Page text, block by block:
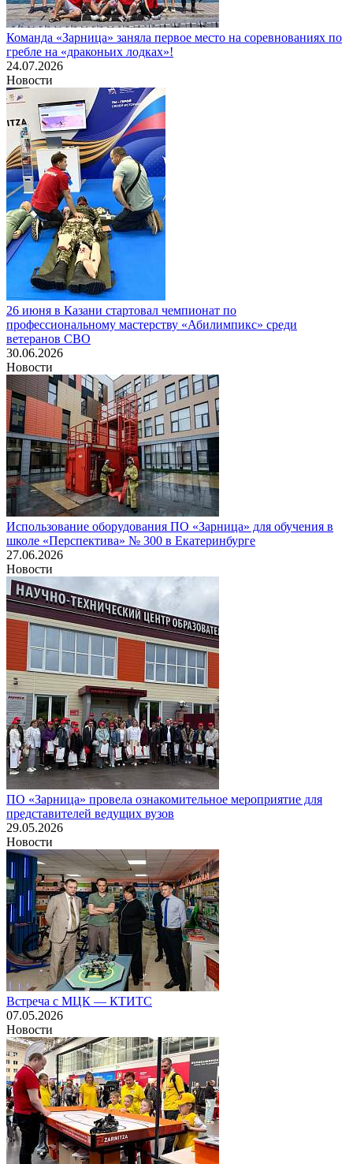
Команда «Зарница» заняла первое место на соревнованиях по
гребле на «драконьих лодках»!
24.07.2026
Новости
26 июня в Казани стартовал чемпионат по
профессиональному мастерству «Абилимпикс» среди
ветеранов СВО
30.06.2026
Новости
Использование оборудования ПО «Зарница» для обучения в
школе «Перспектива» № 300 в Екатеринбурге
27.06.2026
Новости
ПО «Зарница» провела ознакомительное мероприятие для
представителей ведущих вузов
29.05.2026
Новости
Встреча с МЦК — КТИТС
07.05.2026
Новости